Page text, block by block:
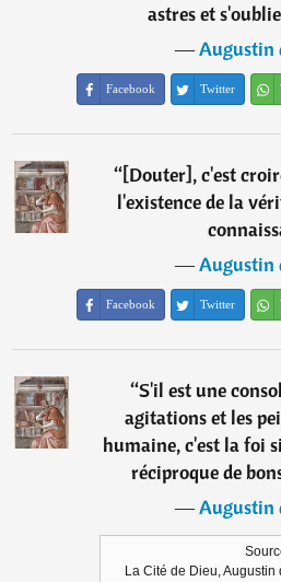
astres et
―Augustin
Facebook Twitter
“[Douter], c'est
l'existence de la
―Augustin
Facebook Twitter
“S'il est une
agitations et les
humaine, c'est la foi
réciproque de
―Augustin
La Cité de Dieu,